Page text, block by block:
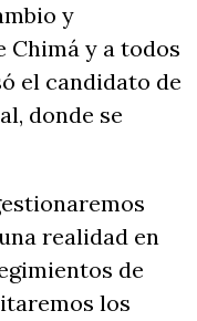
y
y a todos
el candidato de
donde se
realidad en
de
los